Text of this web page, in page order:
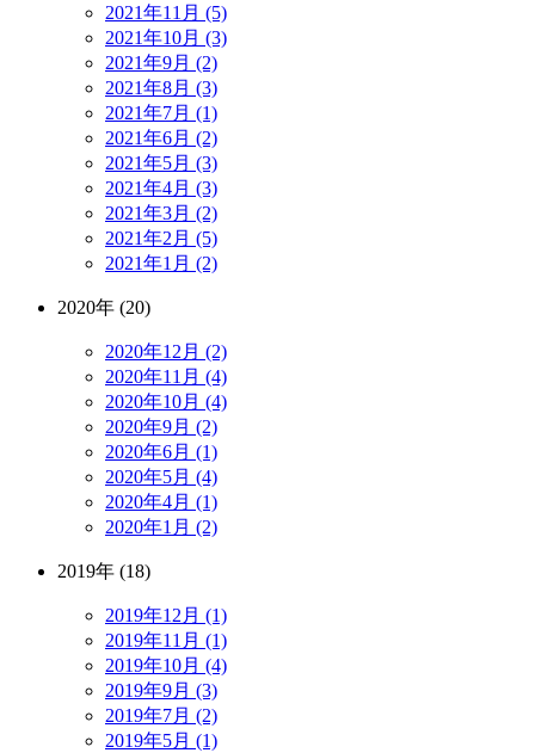
2021年11月 (5)
2021年10月 (3)
2021年9月 (2)
2021年8月 (3)
2021年7月 (1)
2021年6月 (2)
2021年5月 (3)
2021年4月 (3)
2021年3月 (2)
2021年2月 (5)
2021年1月 (2)
2020年 (20)
2020年12月 (2)
2020年11月 (4)
2020年10月 (4)
2020年9月 (2)
2020年6月 (1)
2020年5月 (4)
2020年4月 (1)
2020年1月 (2)
2019年 (18)
2019年12月 (1)
2019年11月 (1)
2019年10月 (4)
2019年9月 (3)
2019年7月 (2)
2019年5月 (1)